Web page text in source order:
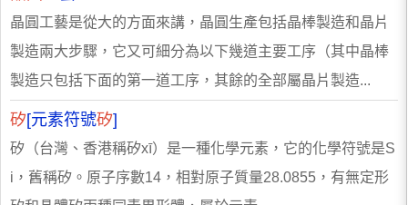
晶圓工藝是從大的方面來講，晶圓生產包括晶棒製造和晶片
製造兩大步驟，它又可細分為以下幾道主要工序（其中晶棒
製造只包括下面的第一道工序，其餘的全部屬晶片製造...
矽[元素符號矽]
矽（台灣、香港稱矽xī）是一種化學元素，它的化學符號是S
i，舊稱矽。原子序數14，相對原子質量28.0855，有無定形